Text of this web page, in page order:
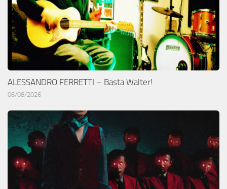
ALESSANDRO FERRETTI – Basta Walter!
06/08/2026